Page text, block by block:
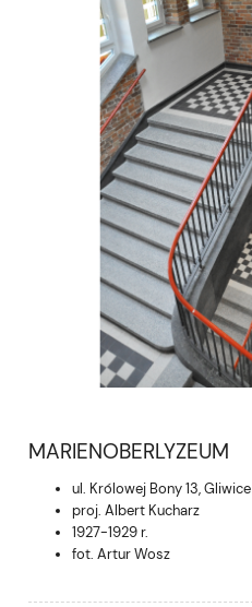
MARIENOBERLYZEUM
ul. Królowej Bony 13, Gliwice
proj. Albert Kucharz
1927-1929 r.
fot. Artur Wosz